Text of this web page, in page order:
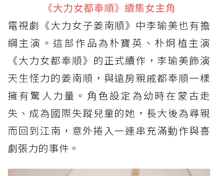
《大力女都奉順》續集女主角
電視劇《大力女子姜南順》中李瑜美也有擔
綱主演。這部作品為朴寶英、朴炯植主演
《大力女都奉順》的正式續作，李瑜美飾演
天生怪力的姜南順，與遠房親戚都奉順一樣
擁有驚人力量。角色設定為幼時在蒙古走
失、成為國際失蹤兒童的她，長大後為尋親
而回到江南，意外捲入一連串充滿動作與喜
劇張力的事件。